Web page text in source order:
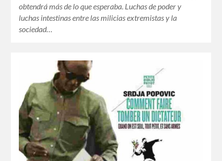
obtendrá más de lo que esperaba. Luchas de poder y
luchas intestinas entre las milicias extremistas y la
sociedad…